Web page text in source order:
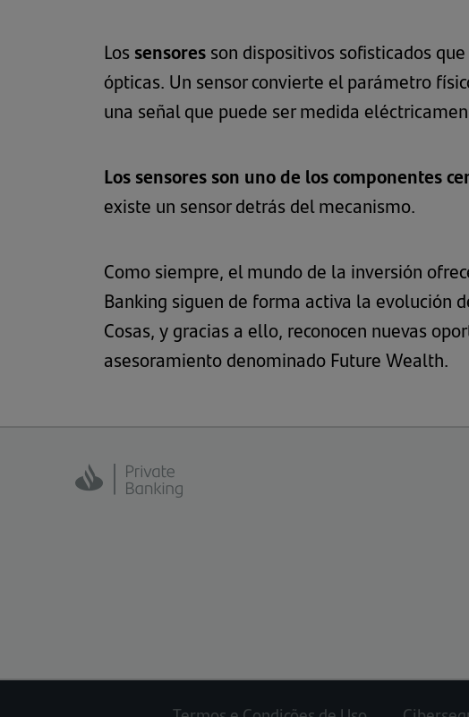
Los sensores son dispositivos sofisticados
ópticas. Un sensor convierte el parámetro
una señal que puede ser medida
Los sensores son uno de los componentes
existe un sensor detrás del mecanismo.
Como siempre, el mundo de la inversión
Banking siguen de forma activa la evolución
Cosas, y gracias a ello, reconocen nuevas
asesoramiento denominado Future Wealth.